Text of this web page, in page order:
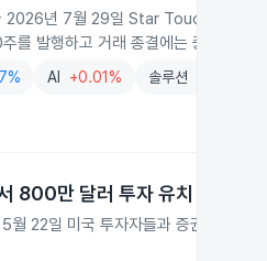
년 7월 29일 Star Touch (Beijing)
발행하고 거래 종결에는 중국 규제
AI +0.01% 솔루션
800만 달러 투자 유치
22일 미국 투자자들과 증권매수계약